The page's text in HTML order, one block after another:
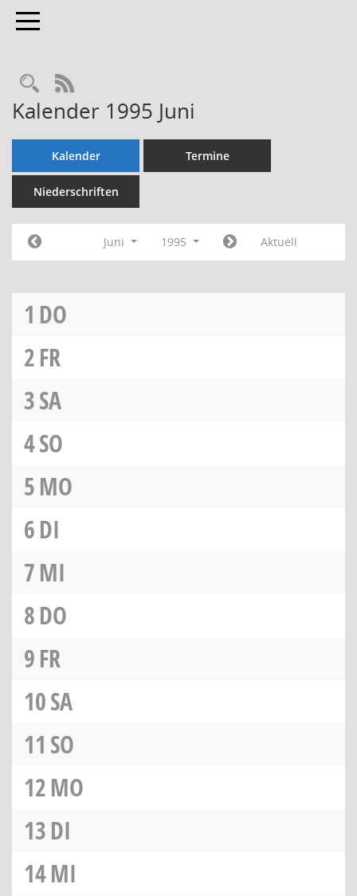
Toggle navigation
Rechercheauswahl
RSS-Feed
Kalender 1995 Juni
Kalender Termine
Niederschriften
Juni 1995 Aktuell
1 DO
2FR
3SA
4SO
5MO
6DI
7MI
8DO
9FR
10SA
11 SO
12MO
13DI
14MI